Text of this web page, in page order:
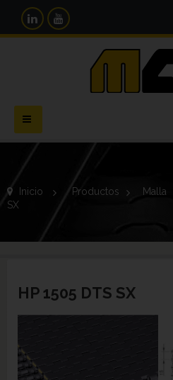
Navegación
Toggle
Inicio > Productos > Malla
SX
HP 1505 DTS SX